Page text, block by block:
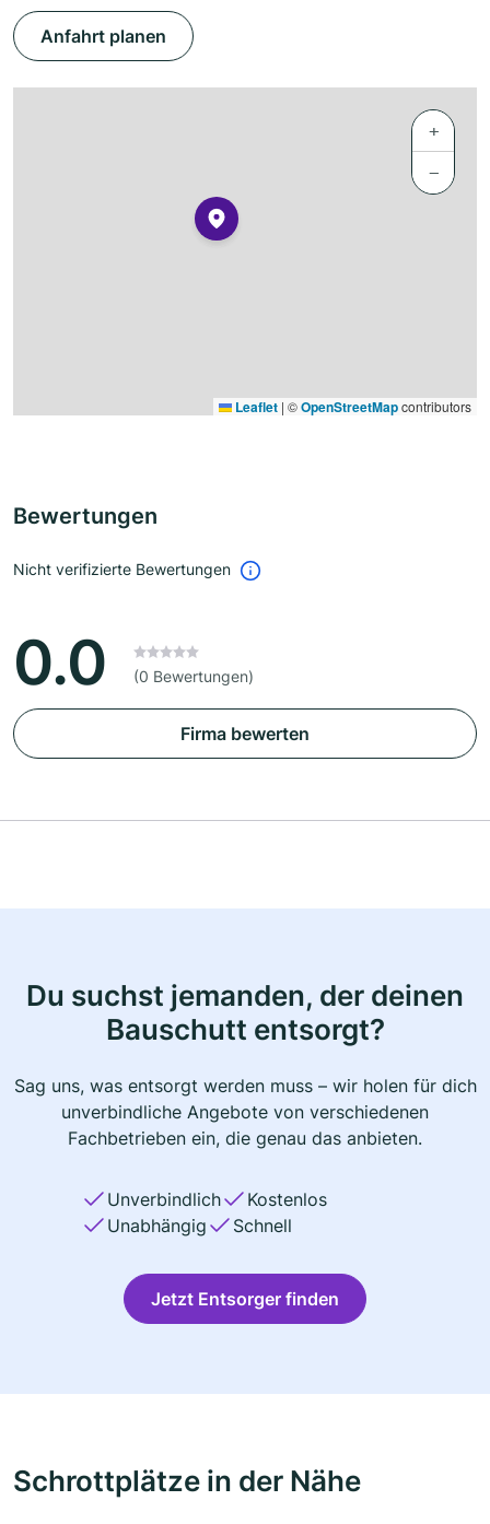
Anfahrt planen
+
−
Leaflet | ©OpenStreetMapcontributors
Bewertungen
Nicht verifizierte Bewertungen
0.0 (0 Bewertungen)
Firma bewerten
Du suchst jemanden, der deinen
Bauschutt entsorgt?
Sag uns, was entsorgt werden muss – wir holen für dich
unverbindliche Angebote von verschiedenen
Fachbetrieben ein, die genau das anbieten.
Unverbindlich
Kostenlos
Unabhängig
Schnell
Jetzt Entsorger finden
Schrottplätze in der Nähe